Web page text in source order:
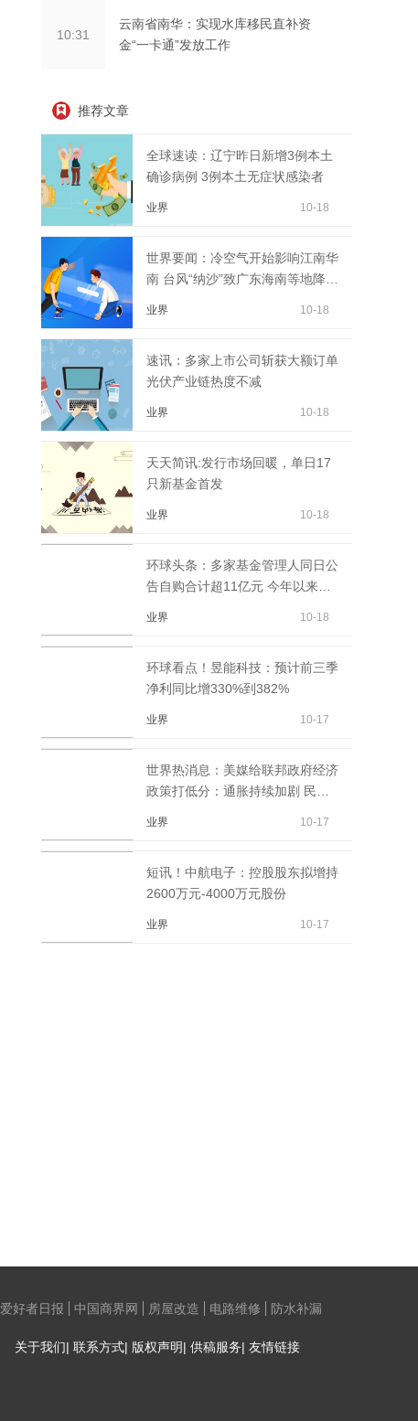
10:31
云南省南华：实现水库移民直补资
金“一卡通”发放工作
推荐文章
全球速读：辽宁昨日新增3例本土
确诊病例 3例本土无症状感染者
业界 10-18
世界要闻：冷空气开始影响江南华
南 台风“纳沙”致广东海南等地降雨
业界 10-18
速讯：多家上市公司斩获大额订单
光伏产业链热度不减
业界 10-18
天天简讯:发行市场回暖，单日17
只新基金首发
业界 10-18
环球头条：多家基金管理人同日公
告自购合计超11亿元 今年以来基
业界 10-18
环球看点！昱能科技：预计前三季
净利同比增330%到382%
业界 10-17
世界热消息：美媒给联邦政府经济
政策打低分：通胀持续加剧 民众
业界 10-17
短讯！中航电子：控股股东拟增持
2600万元-4000万元股份
业界 10-17
爱好者日报 中国商界网 房屋改造 电路维修
防水补漏
关于我们| 联系方式| 版权声明| 供稿服务| 友情链接